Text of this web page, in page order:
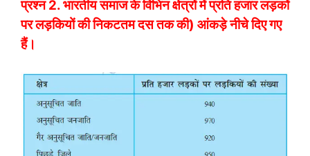
प्रश्न 2.भारतीय समाज के विभिन क्षेत्रों में प्रति हजार लड़कों
पर लड़कियों की निकटतम दस तक की) आंकड़े नीचे दिए गए
हैं।